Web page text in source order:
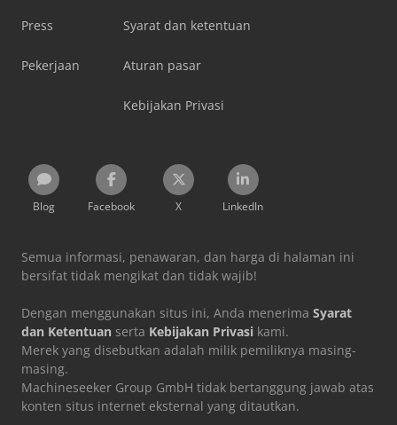
Press
Pekerjaan
Syarat dan ketentuan
Aturan pasar
Kebijakan Privasi
Blog Facebook X LinkedIn
Semua informasi, penawaran, dan harga di halaman ini
bersifat tidak mengikat dan tidak wajib!
Dengan menggunakan situs ini, Anda menerima Syarat
dan Ketentuan serta Kebijakan Privasi kami.
Merek yang disebutkan adalah milik pemiliknya masing-
masing.
Machineseeker Group GmbH tidak bertanggung jawab atas
konten situs internet eksternal yang ditautkan.